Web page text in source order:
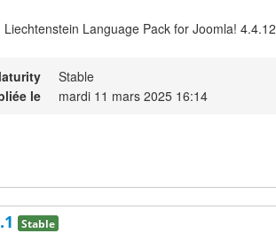
Language Pack for Joomla! 4.4.12
Stable
le
mardi 11 mars 2025 16:14
Stable